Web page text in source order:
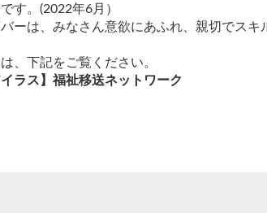
す。(2022年6月）
ーは、みなさん意欲にあふれ、親切でスキ
、下記をご覧ください。
ラス】福祉移送ネットワーク